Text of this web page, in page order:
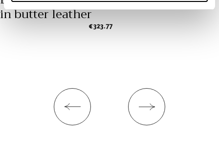
Identificare il tuo dispositivo, scansionandolo
attivamente alla ricerca di caratteristiche specifiche
Utilizziamo i cookie per personalizzare contenuti ed
annunci, per fornire funzionalità dei social media e per
in butter leather
€ 323.77